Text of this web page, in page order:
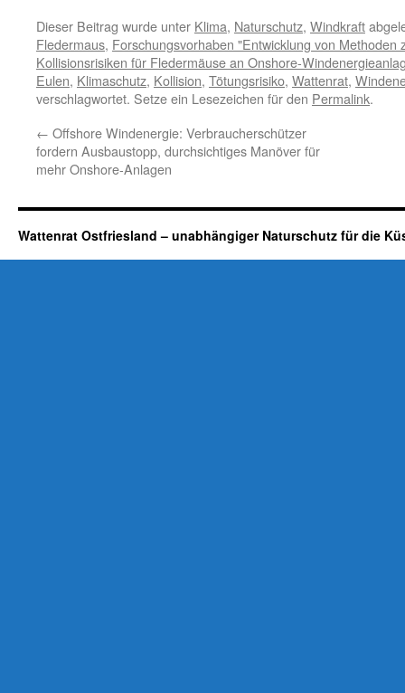
Dieser Beitrag wurde unter Klima, Naturschutz, Windkraft
Fledermaus, Forschungsvorhaben "Entwicklung von
Kollisionsrisiken für Fledermäuse an Onshore-
Eulen, Klimaschutz, Kollision, Tötungsrisiko, Wattenrat,
verschlagwortet. Setze ein Lesezeichen für den Permalink.
← Offshore Windenergie: Verbraucherschützer
fordern Ausbaustopp, durchsichtiges Manöver für
mehr Onshore-Anlagen
Wattenrat Ostfriesland – unabhängiger Naturschutz für die